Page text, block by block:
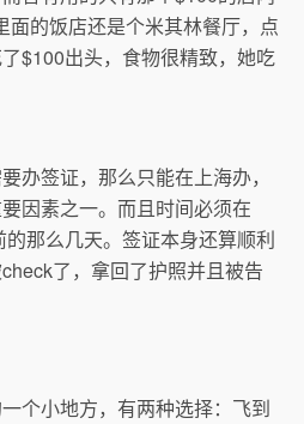
面的饭店还是个米其林餐厅，点
$100出头，食物很精致，她吃
办签证，那么只能在上海办，
因素之一。而且时间必须在
那么几天。签证本身还算顺利
了，拿回了护照并且被告
个小地方，有两种选择：飞到